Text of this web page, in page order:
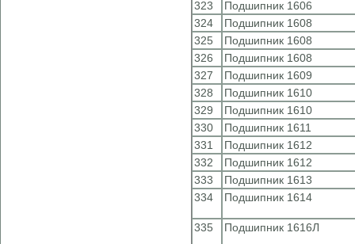
323
Подшипник 1606
324
Подшипник 1608
325
Подшипник 1608
326
Подшипник 1608
327
Подшипник 1609
328
Подшипник 1610
329
Подшипник 1610
330
Подшипник 1611
331
Подшипник 1612
332
Подшипник 1612
333
Подшипник 1613
334
Подшипник 1614
335 Подшипник 1616Л